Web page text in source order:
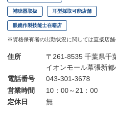
補聴器取扱 耳型採取可能店舗
眼鏡作製技能士在籍店
※資格保有者の出勤状況に関しては直接店舗
住所
〒261-8535 千葉県
イオンモール幕張新
電話番号
043-301-3678
営業時間
10：00～21：00
定休日
無